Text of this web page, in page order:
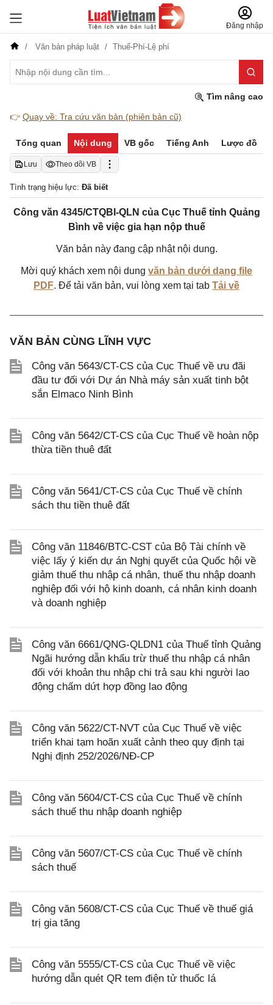
Đăng nhập
Văn bản pháp luật Thuế-Phí-Lệ phí
Tìm nâng cao
👉 Quay về: Tra cứu văn bản (phiên bản cũ)
Tổng quan Nội dung VB gốc Tiếng Anh Lược đồ
Lưu Theo dõi VB
Tình trạng hiệu lực: Đã biết
Công văn 4345/CTQBI-QLN của Cục Thuế tỉnh Quảng
Bình về việc gia hạn nộp thuế
Văn bản này đang cập nhật nội dung.
Mời quý khách xem nội dung văn bản dưới dạng file
PDF. Để tải văn bản, vui lòng xem tại tab Tải về
VĂN BẢN CÙNG LĨNH VỰC
Công văn 5643/CT-CS của Cục Thuế về ưu đãi
đầu tư đối với Dự án Nhà máy sản xuất tinh bột
sắn Elmaco Ninh Bình
Công văn 5642/CT-CS của Cục Thuế về hoàn nộp
thừa tiền thuê đất
Công văn 5641/CT-CS của Cục Thuế về chính
sách thu tiền thuê đất
Công văn 11846/BTC-CST của Bộ Tài chính về
việc lấy ý kiến dự án Nghị quyết của Quốc hội về
giảm thuế thu nhập cá nhân, thuế thu nhập doanh
nghiệp đối với hộ kinh doanh, cá nhân kinh doanh
và doanh nghiệp
Công văn 6661/QNG-QLDN1 của Thuế tỉnh Quảng
Ngãi hướng dẫn khấu trừ thuế thu nhập cá nhân
đối với khoản thu nhập chi trả sau khi người lao
động chấm dứt hợp đồng lao động
Công văn 5622/CT-NVT của Cục Thuế về việc
triển khai tạm hoãn xuất cảnh theo quy định tại
Nghị định 252/2026/NĐ-CP
Công văn 5604/CT-CS của Cục Thuế về chính
sách thuế thu nhập doanh nghiệp
Công văn 5607/CT-CS của Cục Thuế về chính
sách thuế
Công văn 5608/CT-CS của Cục Thuế về thuế giá
trị gia tăng
Công văn 5555/CT-CS của Cục Thuế về việc
hướng dẫn quét QR tem điện tử thuốc lá